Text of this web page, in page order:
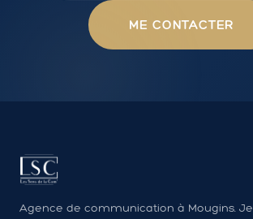
ME CONTACTER
Agence de communication à Mougins. Je